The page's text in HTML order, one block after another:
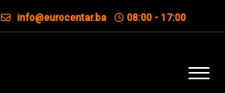
info@eurocentar.ba 08:00 - 17:00